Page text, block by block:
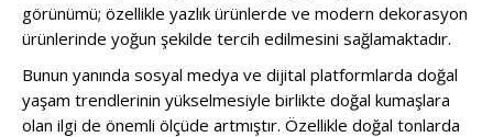
görünümü; özellikle yazlık ürünlerde ve modern dekorasyon
ürünlerinde yoğun şekilde tercih edilmesini sağlamaktadır.
Bunun yanında sosyal medya ve dijital platformlarda doğal
yaşam trendlerinin yükselmesiyle birlikte doğal kumaşlara
olan ilgi de önemli ölçüde artmıştır. Özellikle doğal tonlarda